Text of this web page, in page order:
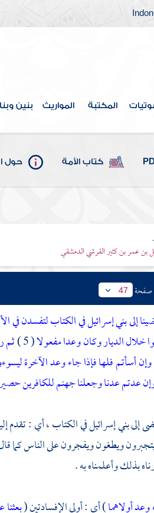
المكتبة المواريث بنين
كتاب الأمة حول
بن عمر بن كثير القرشي الدمشقي
صفحة 47
إلى بني إسرائيل في الكتاب لتفسدن في
الديار وكان وعدا مفعولا( 5 ) ثم
أسأتم فلها فإذا جاء وعد الآخرة
عدتم عدنا وجعلنا جهنم للكافرين
إلىبني إسرائيلفي الكتاب ، أي : تقدم
ويطغون ويفجرون على الناس كما
بذلك وأعلمناه به .
وعد أولاهما) أي : أولى الإفسادتين (